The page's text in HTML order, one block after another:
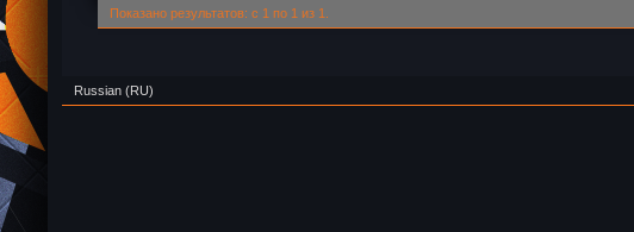
Показано результатов: с 1 по 1 из 1.
Russian (RU)